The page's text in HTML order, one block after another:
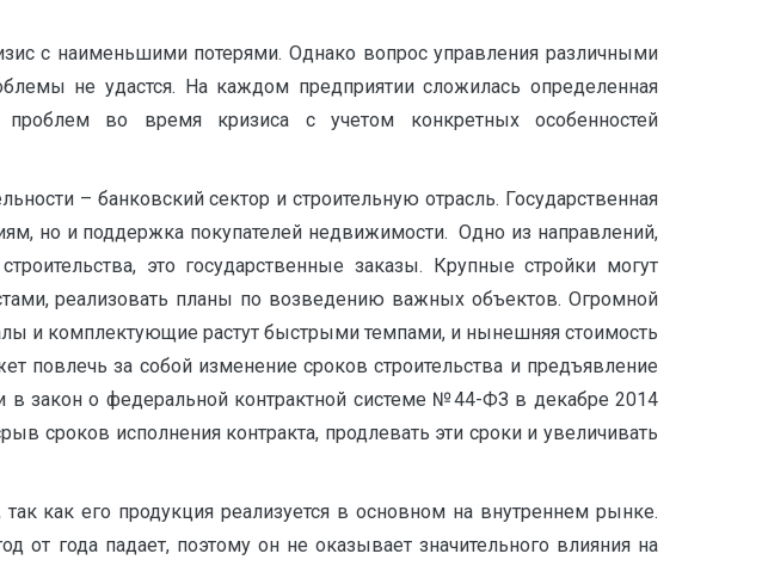
с наименьшими потерями. Однако вопрос управления различными
не удастся. На каждом предприятии сложилась определенная
во время кризиса с учетом конкретных особенностей
– банковский сектор и строительную отрасль. Государственная
но и поддержка покупателей недвижимости. Одно из направлений,
это государственные заказы. Крупные стройки могут
реализовать планы по возведению важных объектов. Огромной
и комплектующие растут быстрыми темпами, и нынешняя стоимость
повлечь за собой изменение сроков строительства и предъявление
закон о федеральной контрактной системе №44-ФЗ в декабре 2014
сроков исполнения контракта, продлевать эти сроки и увеличивать
как его продукция реализуется в основном на внутреннем рынке.
от года падает, поэтому он не оказывает значительного влияния на